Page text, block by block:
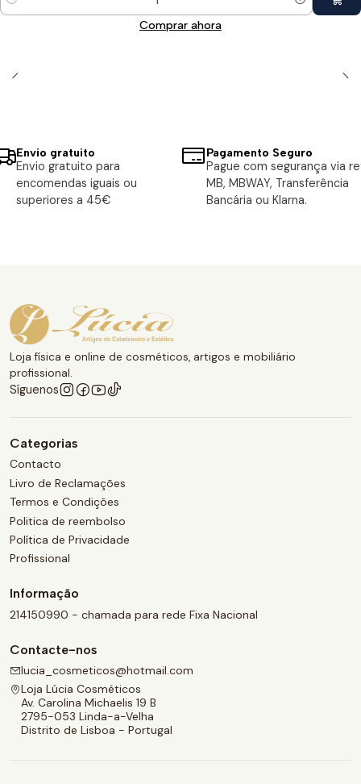
Cantidad
Comprar ahora
Envio gratuito
Envio gratuito para
encomendas iguais ou
superiores a 45€
Pagamento Seguro
Pague com segurança via
MB, MBWAY, Transferência
Bancária ou Klarna.
Loja física e online de cosméticos, artigos e mobiliário
profissional.
Síguenos
Categorias
Contacto
Livro de Reclamações
Termos e Condições
Politica de reembolso
Política de Privacidade
Profissional
Informação
214150990 - chamada para rede Fixa Nacional
Contacte-nos
lucia_cosmeticos@hotmail.com
Loja Lúcia Cosméticos
Av. Carolina Michaelis 19 B
2795-053 Linda-a-Velha
Distrito de Lisboa - Portugal